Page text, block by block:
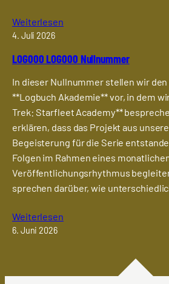
Weiterlesen
4. Juli 2026
LOG000 LOG000 Nullnummer
In dieser Nullnummer stellen wir
**Logbuch Akademie** vor, in dem
Trek: Starfleet Academy**
erklären, dass das Projekt aus
Begeisterung für die Serie
Folgen im Rahmen eines
Veröffentlichungsrhythmus
sprechen darüber, wie
Weiterlesen
6. Juni 2026